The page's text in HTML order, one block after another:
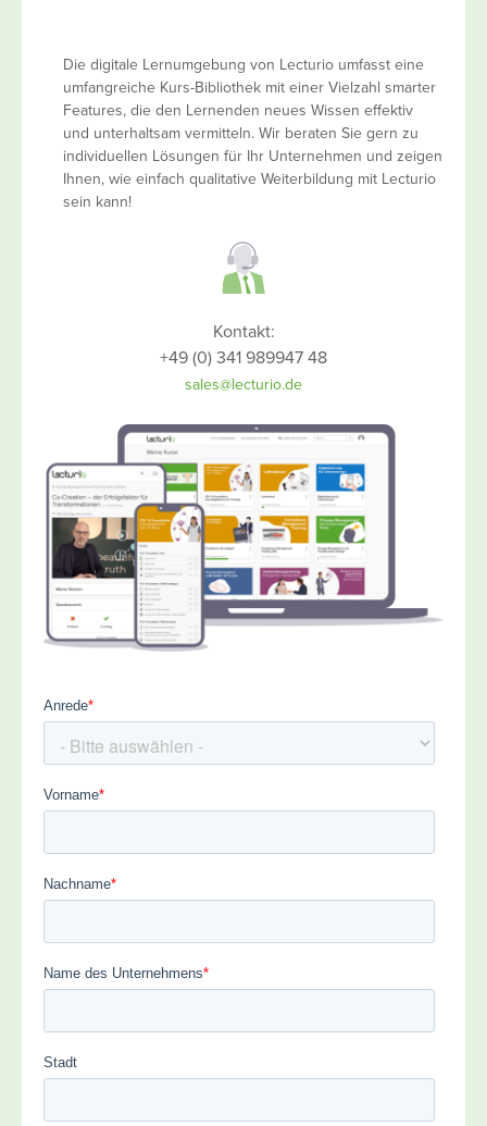
Die digitale Lernumgebung von Lecturio umfasst eine
umfangreiche Kurs-Bibliothek mit einer Vielzahl smarter
Features, die den Lernenden neues Wissen effektiv
und unterhaltsam vermitteln. Wir beraten Sie gern zu
individuellen Lösungen für Ihr Unternehmen und zeigen
Ihnen, wie einfach qualitative Weiterbildung mit Lecturio
sein kann!
Kontakt:
+49 (0) 341 989947 48
sales@lecturio.de